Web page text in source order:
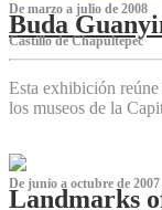
De marzo a julio de 2008
Buda
Castillo de Chapultepec
Esta exhibición
los museos de la
De junio a octubre de 2007
Landmarks